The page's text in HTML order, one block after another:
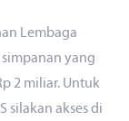
Lembaga
yang
2 miliar. Untuk
silakan aksesdi